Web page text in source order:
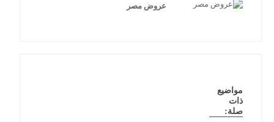
عروض مصر
مواضيع
ذات
صلة: